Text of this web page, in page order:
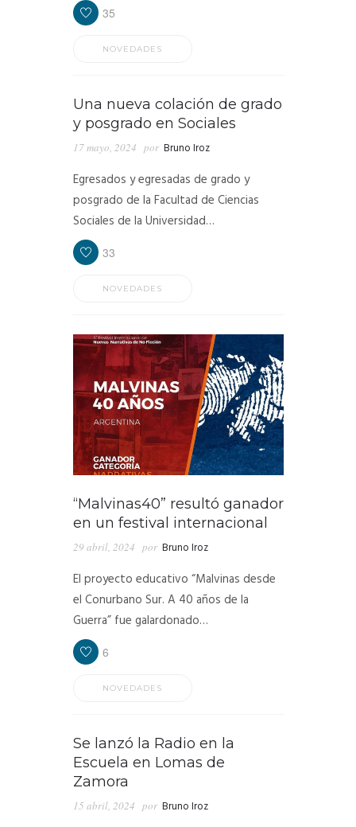
35
NOVEDADES
Una nueva colación de grado
y posgrado en Sociales
17 mayo, 2024 por Bruno Iroz
Egresados y egresadas de grado y
posgrado de la Facultad de Ciencias
Sociales de la Universidad…
33
NOVEDADES
“Malvinas40” resultó ganador
en un festival internacional
29 abril, 2024 por Bruno Iroz
El proyecto educativo “Malvinas desde
el Conurbano Sur. A 40 años de la
Guerra” fue galardonado…
6
NOVEDADES
Se lanzó la Radio en la
Escuela en Lomas de
Zamora
15 abril, 2024 por Bruno Iroz